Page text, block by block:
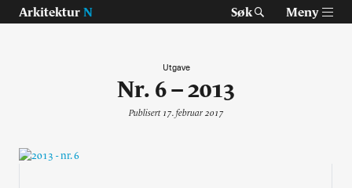
Arkitektur N Søk Meny
Tidsskrift for arkitektur, interiør og landskap
Temaer
Utgave
Nr. 6 – 2013
Publisert 17. februar 2017